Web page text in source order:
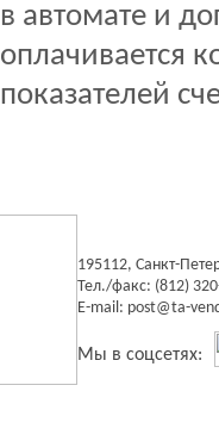
в автомате и
оплачивается
показателей
195112, Санкт-
Тел./факс: (812)
E-mail: post@ta-
Мы в соцсетях: